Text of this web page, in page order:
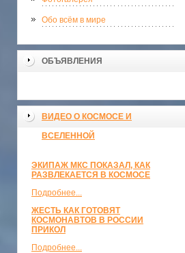
Обо всём в мире
ОБЪЯВЛЕНИЯ
ВИДЕО О КОСМОСЕ И
ВСЕЛЕННОЙ
ЭКИПАЖ МКС ПОКАЗАЛ, КАК
РАЗВЛЕКАЕТСЯ В КОСМОСЕ
Подробнее...
ЖЕСТЬ КАК ГОТОВЯТ
КОСМОНАВТОВ В РОССИИ
ПРИКОЛ
Подробнее...